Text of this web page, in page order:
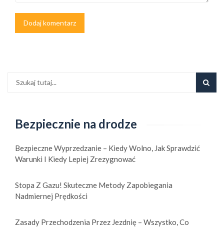
Bezpiecznie na drodze
Bezpieczne Wyprzedzanie – Kiedy Wolno, Jak Sprawdzić
Warunki I Kiedy Lepiej Zrezygnować
Stopa Z Gazu! Skuteczne Metody Zapobiegania
Nadmiernej Prędkości
Zasady Przechodzenia Przez Jezdnię – Wszystko, Co